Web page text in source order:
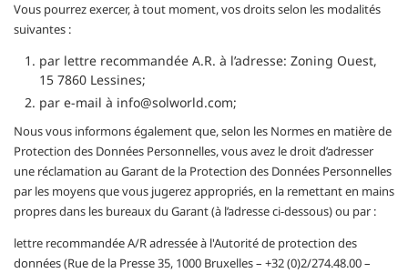
Vous pourrez exercer, à tout moment, vos droits selon les modalités
suivantes :
par lettre recommandée A.R. à l’adresse: Zoning Ouest,
15 7860 Lessines;
par e-mail à info@solworld.com;
Nous vous informons également que, selon les Normes en matière de
Protection des Données Personnelles, vous avez le droit d’adresser
une réclamation au Garant de la Protection des Données Personnelles
par les moyens que vous jugerez appropriés, en la remettant en mains
propres dans les bureaux du Garant (à l’adresse ci-dessous) ou par :
lettre recommandée A/R adressée à l'Autorité de protection des
données (Rue de la Presse 35, 1000 Bruxelles – +32 (0)2/274.48.00 –